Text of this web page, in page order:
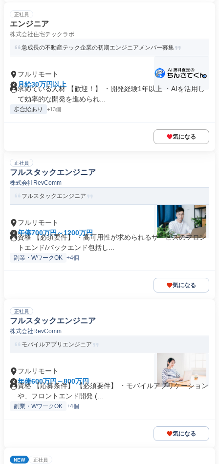
正社員
エンジニア
株式会社住宅テックラボ
急成長の不動産テック企業の初期エンジニアメンバー募集
フルリモート
月給30万円以上
求めている人材 【歓迎！】 ・開発経験1年以上 ・AIを活用し
て効率的な開発を進められ...
歩合給あり +13個
気になる
正社員
フルスタックエンジニア
株式会社RevComm
フルスタックエンジニア
フルリモート
年俸700万円～1200万円
資格 【必須要件】 ・高可用性が求められるサービスのフロン
トエンド/バックエンド包括し...
副業・WワークOK +4個
気になる
正社員
フルスタックエンジニア
株式会社RevComm
モバイルアプリエンジニア
フルリモート
年俸600万円～800万円
資格 【応募条件】 【必須要件】 ・モバイルアプリケーション
や、フロントエンド開発 (...
副業・WワークOK +4個
気になる
NEW 正社員